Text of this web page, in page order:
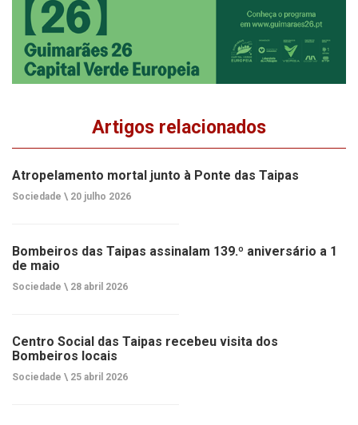
Artigos relacionados
Atropelamento mortal junto à Ponte das Taipas
Sociedade \ 20 julho 2026
Bombeiros das Taipas assinalam 139.º aniversário a 1
de maio
Sociedade \ 28 abril 2026
Centro Social das Taipas recebeu visita dos
Bombeiros locais
Sociedade \ 25 abril 2026